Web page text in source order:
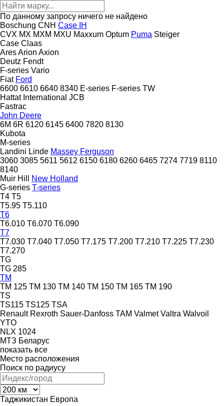
По данному запросу ничего не найдено
Boschung CNH Case IH
CVX MX MXM MXU Maxxum Optum Puma Steiger
Case Claas
AresArion Axion
Deutz Fendt
F-series Vario
Fiat Ford
6600 6610 6640 8340 E-series F-series TW
Hattat International JCB
Fastrac
John Deere
6M 6R 6120 6145 6400 7820 8130
Kubota
M-series
Landini Linde Massey Ferguson
3060 3085 5611 5612 6150 6180 6260 6465 7274 7719 8110
8140
Muir Hill
New Holland
G-series T-series
T4 T5
T5.95 T5.110
T6
T6.010 T6.070 T6.090
T7
T7.030 T7.040 T7.050 T7.175 T7.200 T7.210 T7.225 T7.230
T7.270
TG
TG 285
TM
TM 125 TM 130 TM 140 TM 150 TM 165 TM 190
TS
TS115 TS125 TSA
Renault Rexroth Sauer-Danfoss TAM Valmet Valtra Walvoil
YTO
NLX 1024
МТЗ Беларус
показать все
Место расположения
Поиск по радиусу
Таджикистан Европа